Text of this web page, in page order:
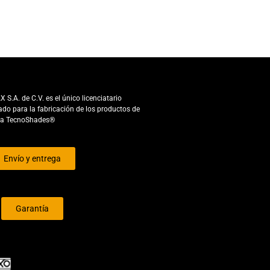
S.A. de C.V. es el único licenciatario
para la fabricación de los productos de
TecnoShades®
Envío y entrega
Garantía